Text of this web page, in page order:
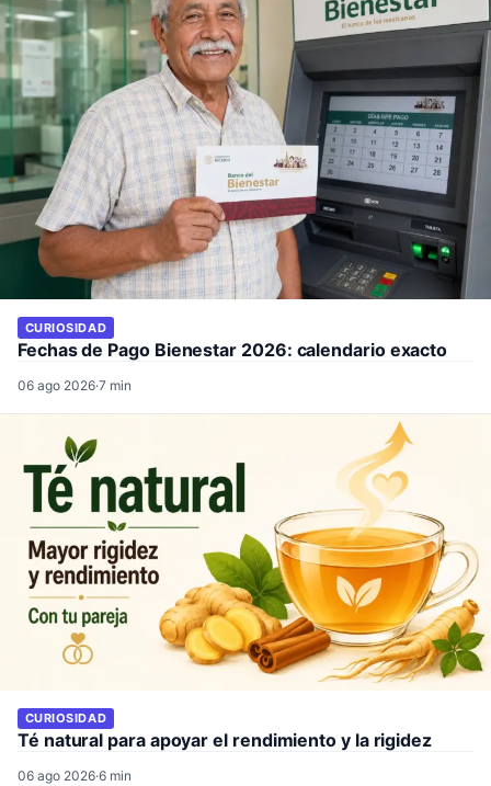
CURIOSIDAD
Fechas de Pago Bienestar 2026: calendario exacto
06 ago 2026·7 min
CURIOSIDAD
Té natural para apoyar el rendimiento y la rigidez
06 ago 2026·6 min